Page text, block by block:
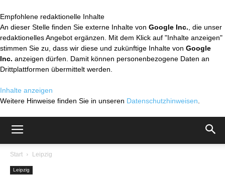
Empfohlene redaktionelle Inhalte
An dieser Stelle finden Sie externe Inhalte von Google Inc. , die unser
redaktionelles Angebot ergänzen. Mit dem Klick auf "Inhalte anzeigen"
stimmen Sie zu, dass wir diese und zukünftige Inhalte von Google
Inc. anzeigen dürfen. Damit können personenbezogene Daten an
Drittplattformen übermittelt werden.
Inhalte anzeigen
Weitere Hinweise finden Sie in unseren Datenschutzhinweisen
Start Leipzig
Leipzig